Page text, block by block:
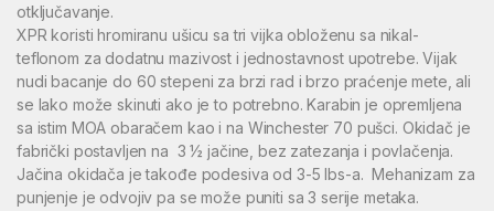
otključavanje.
XPR koristi hromiranu ušicu sa tri vijka obloženu sa nikal-
teflonom za dodatnu mazivost i jednostavnost upotrebe. Vijak
nudi bacanje do 60 stepeni za brzi rad i brzo praćenje mete, ali
se lako može skinuti ako je to potrebno. Karabin je opremljena
sa istim MOA obaračem kao i na Winchester 70 pušci. Okidač je
fabrički postavljen na 3 ½ jačine, bez zatezanja i povlačenja.
Jačina okidača je takođe podesiva od 3-5 Ibs-a. Mehanizam za
punjenje je odvojiv pa se može puniti sa 3 serije metaka.